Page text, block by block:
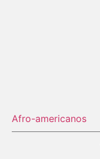
Afro-americanos